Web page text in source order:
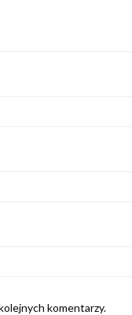
komentarzy.